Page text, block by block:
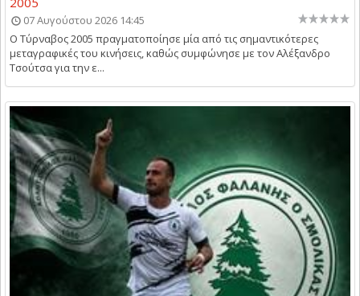
07 Αυγούστου 2026 14:45
Ο Τύρναβος 2005 πραγματοποίησε μία από τις σημαντικότερες
μεταγραφικές του κινήσεις, καθώς συμφώνησε με τον Αλέξανδρο
Τσούτσα για την ε...